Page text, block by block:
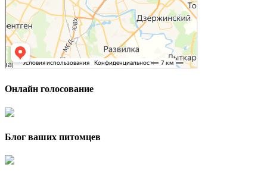
Онлайн голосование
Блог ваших питомцев